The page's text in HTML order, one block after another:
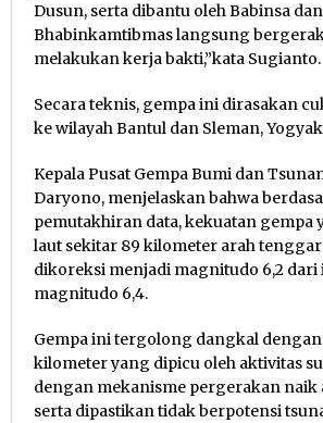
Dusun, serta dibantu oleh Babinsa dan
Bhabinkamtibmas langsung
melakukan kerja bakti,”kata Sugianto.
Secara teknis, gempa ini dirasakan
ke wilayah Bantul dan Sleman,
Kepala Pusat Gempa Bumi dan
Daryono, menjelaskan bahwa
pemutakhiran data, kekuatan gempa
laut sekitar 89 kilometer arah
dikoreksi menjadi magnitudo 6,2
magnitudo 6,4.
Gempa ini tergolong dangkal
kilometer yang dipicu oleh aktivitas
dengan mekanisme pergerakan naik
serta dipastikan tidak berpotensi